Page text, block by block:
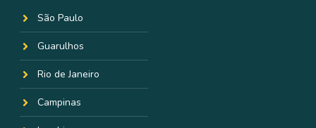
São Paulo
Guarulhos
Rio de Janeiro
Campinas